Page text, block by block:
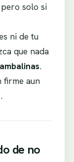
solo si
ni de tu
que nada
.
firme aun
de no